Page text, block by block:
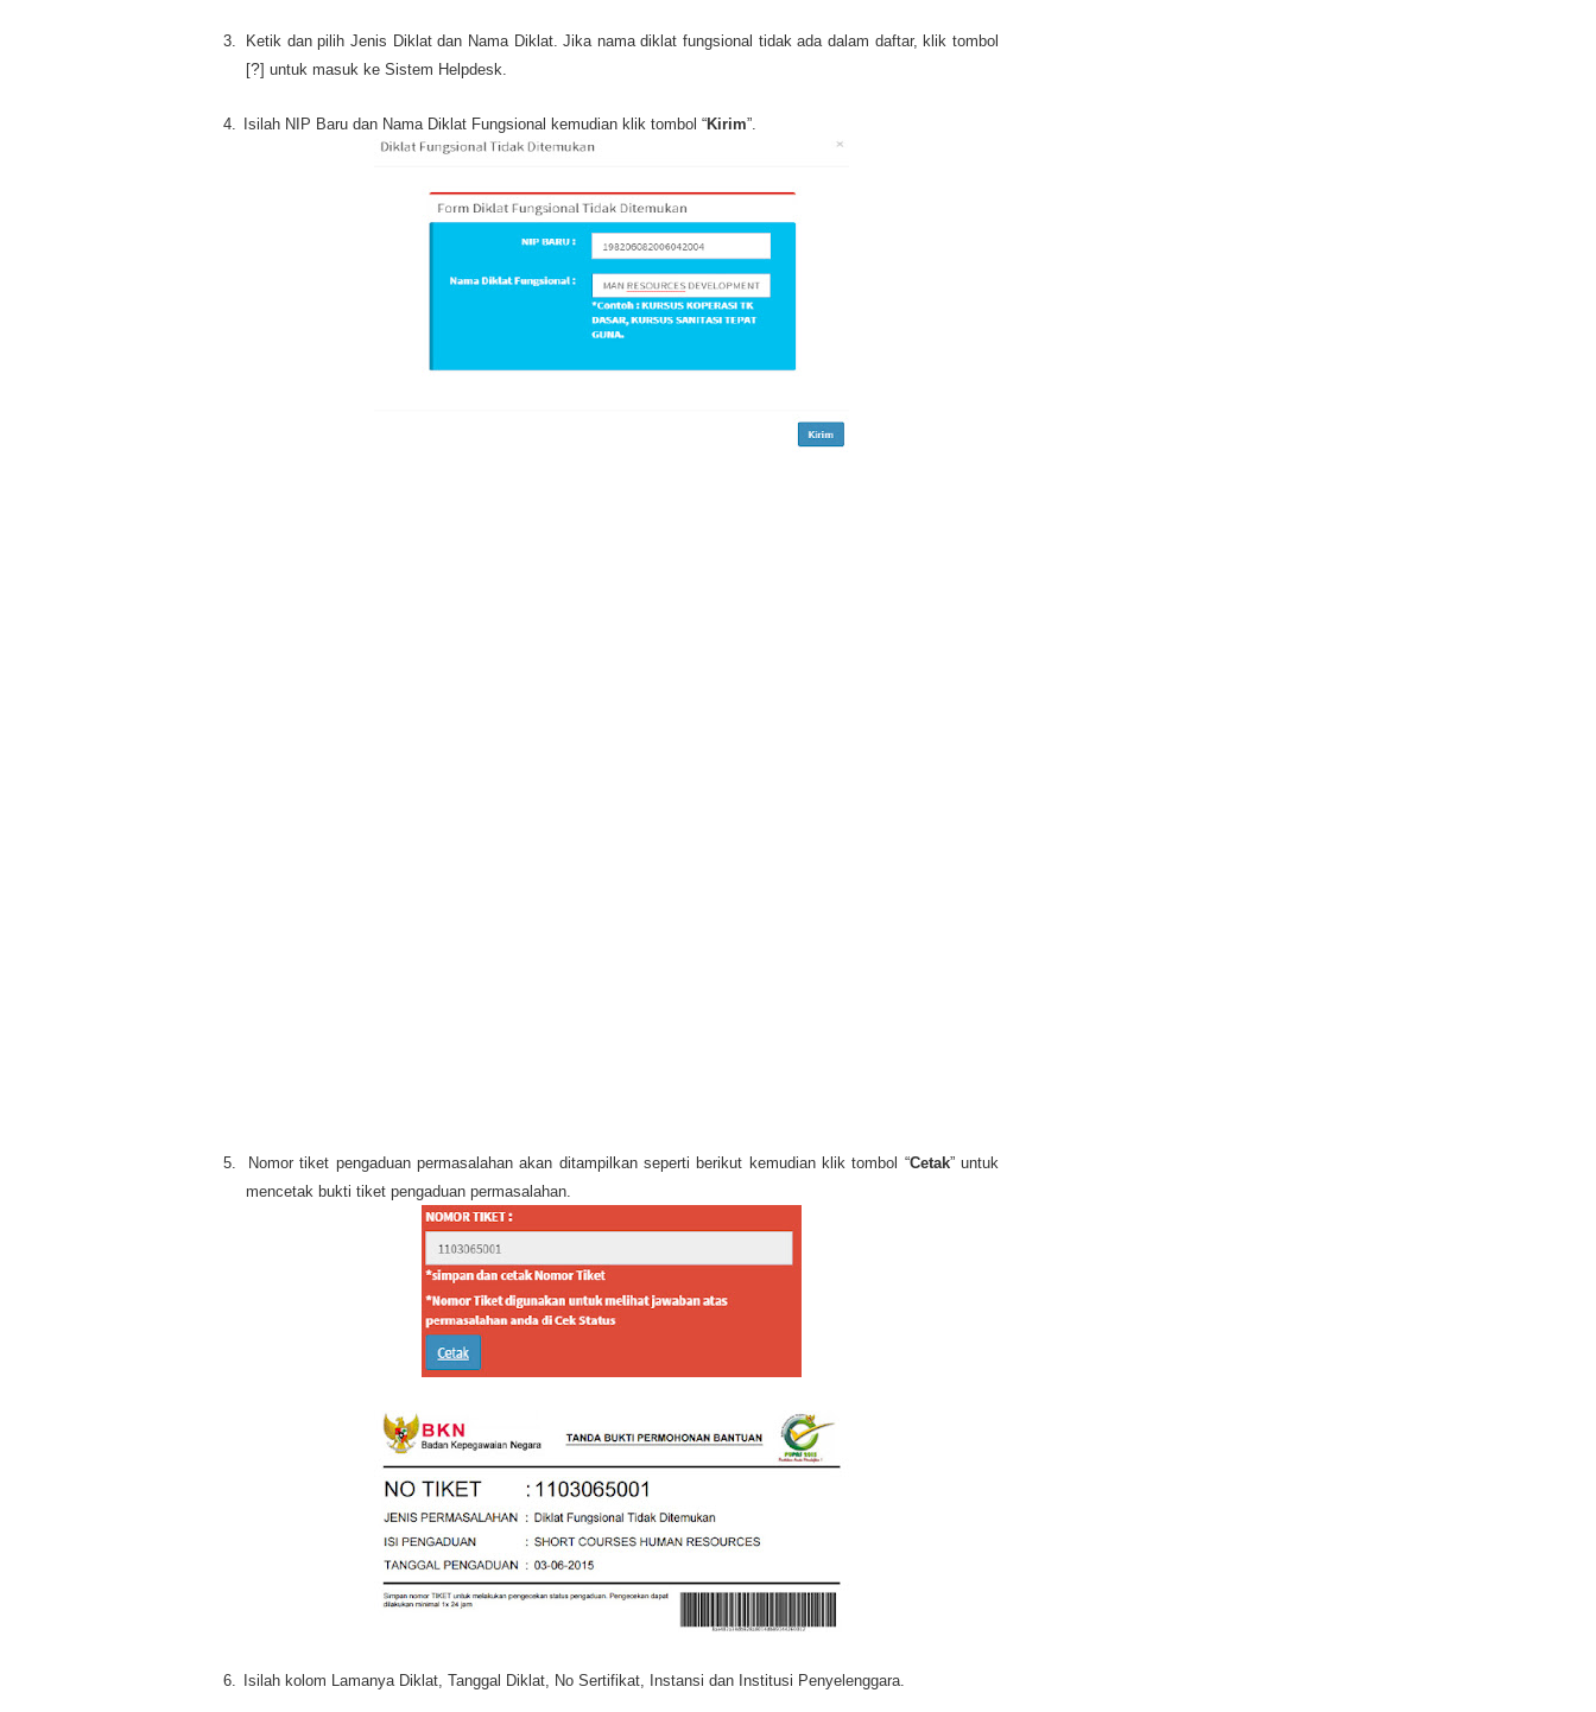
3.
Ketik dan pilih Jenis Diklat dan Nama Diklat. Jika nama diklat fungsional tidak ada dalam daftar, klik tombol
[?] untuk masuk ke Sistem Helpdesk.
4. Isilah NIP Baru dan Nama Diklat Fungsional kemudian klik tombol “Kirim”.
5. Nomor tiket pengaduan permasalahan akan ditampilkan seperti berikut kemudian klik tombol “Cetak” untuk
mencetak bukti tiket pengaduan permasalahan.
6. Isilah kolom Lamanya Diklat, Tanggal Diklat, No Sertifikat, Instansi dan Institusi Penyelenggara.